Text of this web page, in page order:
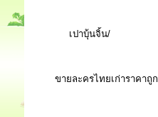
เปาบุ้นจิ้น/
ขายละครไทยเก่าราคาถูก